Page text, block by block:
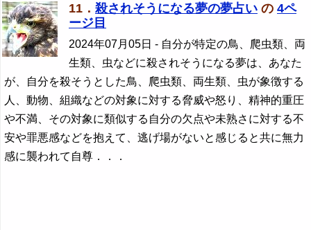
11． 殺されそうになる夢の夢占い の 4ペ
ージ目
2024年07月05日 - 自分が特定の鳥、爬虫類、両
生類、虫などに殺されそうになる夢は、あなた
が、自分を殺そうとした鳥、爬虫類、両生類、虫が象徴する
人、動物、組織などの対象に対する脅威や怒り、精神的重圧
や不満、その対象に類似する自分の欠点や未熟さに対する不
安や罪悪感などを抱えて、逃げ場がないと感じると共に無力
感に襲われて自尊．．．